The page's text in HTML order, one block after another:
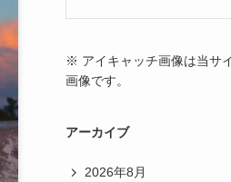
※ アイキャッチ画像は当サ
画像です。
アーカイブ
2026年8月